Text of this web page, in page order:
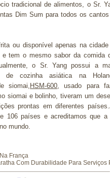
tradicional de alimentos, o Sr.
Dim Sum para todos os
ou disponível apenas na
tem o mesmo sabor da comida
o Sr. Yang possui a
de cozinha asiática na
siomai, HSM-600, usado para
siomai e bolinho, tiveram um
prontas em diferentes
106 países e acreditamos que
mundo.
França
Com Durabilidade Para Serviços